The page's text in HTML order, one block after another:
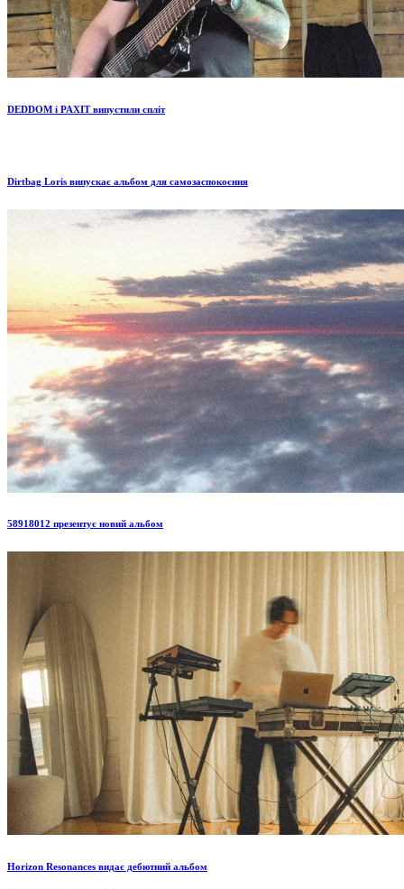
DEDDOM і PAXIT випустили спліт
Dirtbag Loris випускає альбом для самозаспокоєння
58918012 презентує новий альбом
Horizon Resonances видає дебютний альбом